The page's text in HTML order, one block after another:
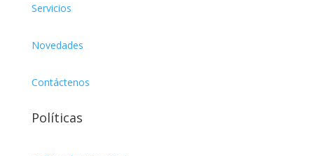
Servicios
Novedades
Contáctenos
Políticas